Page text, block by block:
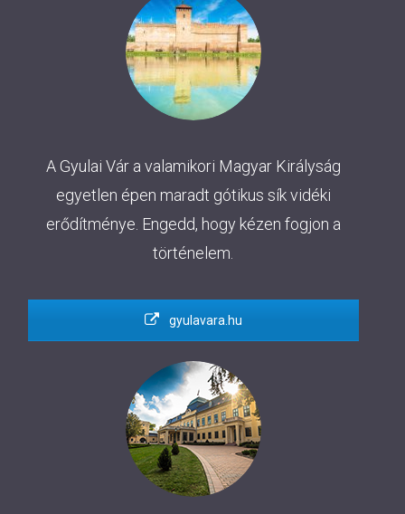
A Gyulai Vár a valamikori Magyar Királyság
egyetlen épen maradt gótikus sík vidéki
erődítménye. Engedd, hogy kézen fogjon a
történelem.
gyulavara.hu